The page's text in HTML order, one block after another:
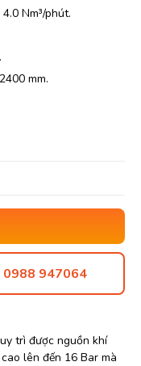
4.0 Nm³/phút.
mm.
0988 947064
trì được nguồn khí
lên đến 16 Bar mà